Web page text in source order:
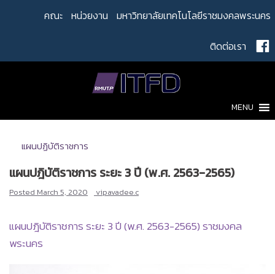
คณะ หน่วยงาน มหาวิทยาลัยเทคโนโลยีราชมงคลพระนคร
ติดต่อเรา
MENU
แผนปฏิบัติราชการ
แผนปฎิบัติราชการ ระยะ 3 ปี (พ.ศ. 2563-2565)
Posted March 5, 2020 vipavadee.c
แผนปฎิบัติราชการ ระยะ 3 ปี (พ.ศ. 2563-2565) ราชมงคล
พระนคร